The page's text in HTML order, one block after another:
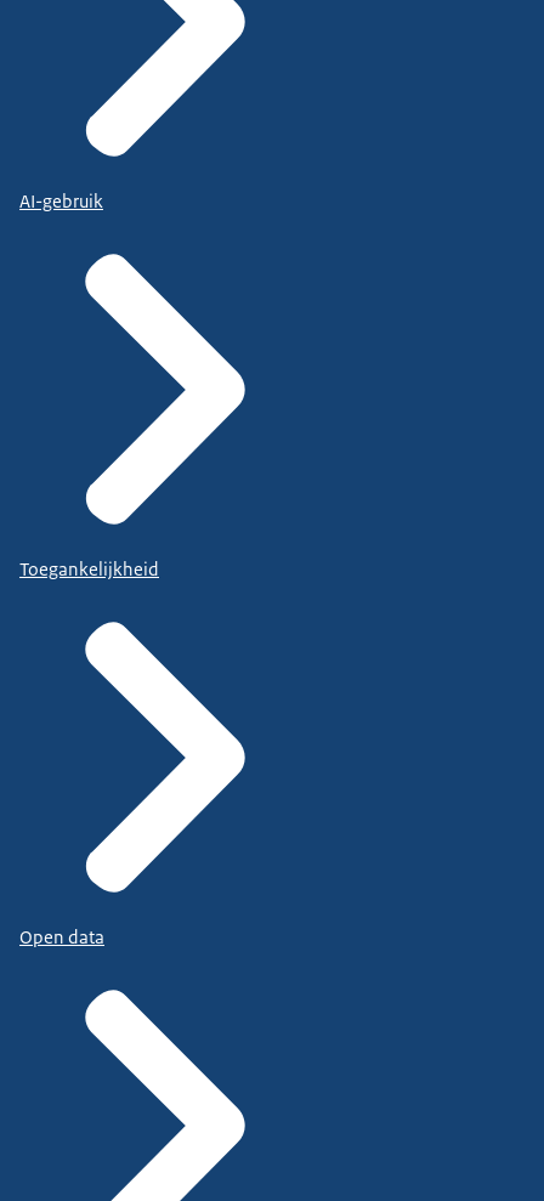
AI-gebruik
Toegankelijkheid
Open data